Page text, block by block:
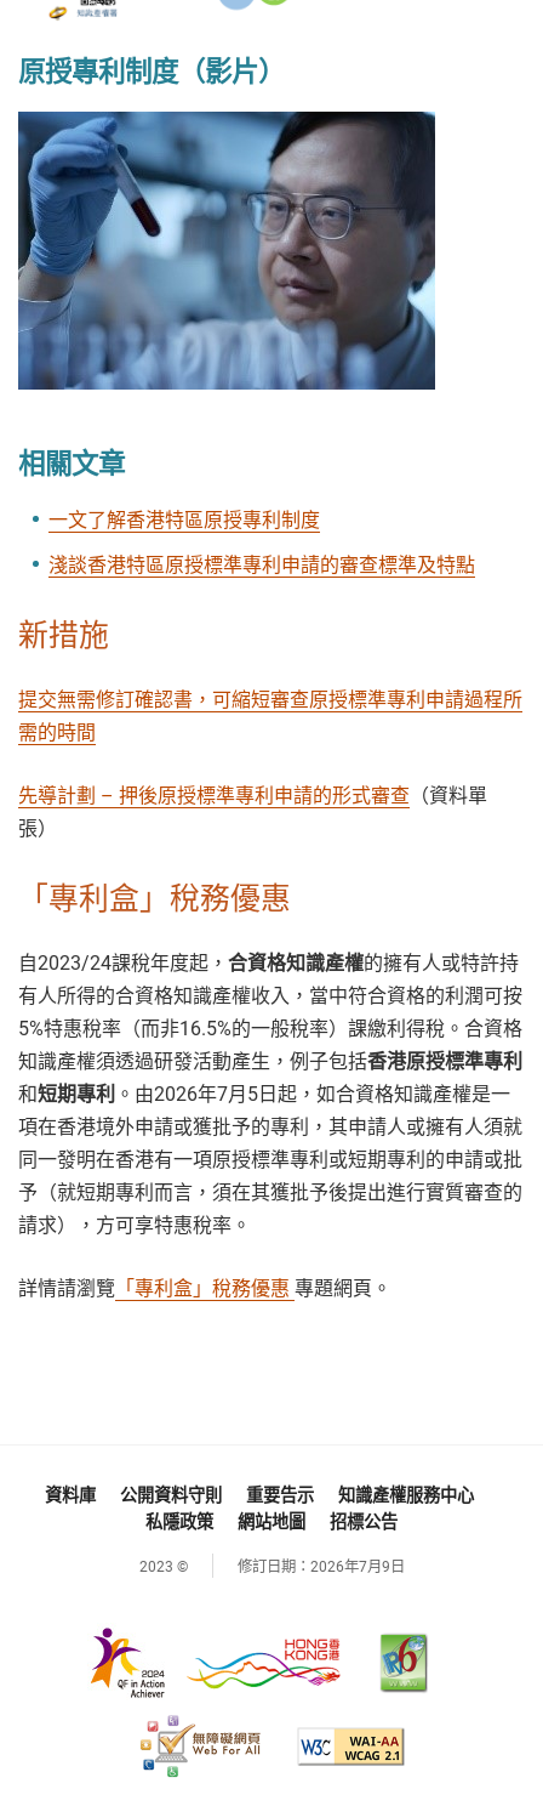
原授專利制度（影片）
相關文章
一文了解香港特區原授專利制度
淺談香港特區原授標準專利申請的審查標準及特點
新措施
提交無需修訂確認書，可縮短審查原授標準專利申請過程所
需的時間
先導計劃 – 押後原授標準專利申請的形式審查 （資料單
張）
「專利盒」稅務優惠
自2023/24課稅年度起， 合資格知識產權的擁有人或特許持
有人所得的合資格知識產權收入，當中符合資格的利潤可按
5%特惠稅率（而非16.5%的一般稅率）課繳利得稅。合資格
知識產權須透過研發活動產生，例子包括香港原授標準專利
和短期專利 。由2026年7月5日起，如合資格知識產權是一
項在香港境外申請或獲批予的專利，其申請人或擁有人須就
同一發明在香港有一項原授標準專利或短期專利的申請或批
予（就短期專利而言，須在其獲批予後提出進行實質審查的
請求），方可享特惠稅率。
詳情請瀏覽 「專利盒」稅務優惠 專題網頁。
資料庫 公開資料守則 重要告示
知識產權服務中心
私隱政策
網站地圖 招標公告
2023 © 修訂日期： 2026年7月9日